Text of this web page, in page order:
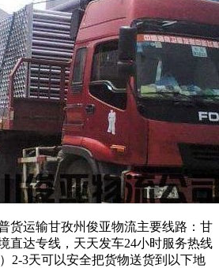
货运输甘孜州俊亚物流主要线路：甘
直达专线，天天发车24小时服务热线
2-3天可以安全把货物送货到以下地